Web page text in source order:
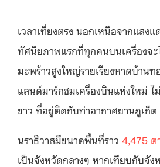
เวลาเที่ยงตรง นอกเหนือจากแสง
ทัศนียภาพแรกที่ทุกคนบนเครื่องจ
มะพร้าวสูงใหญ่รายเรียงหาดบ้าน
แลนด์มาร์กชมเครื่องบินแห่งใหม่ ไ
ขาว ที่อยู่ติดกับท่าอากาศยานภูเก็ต
นราธิวาสมีขนาดพื้นที่ราว 4,475 ต
เป็นจังหวัดกลางๆ หากเทียบกับจั